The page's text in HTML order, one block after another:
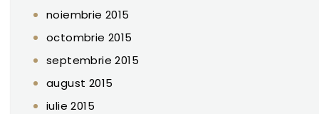
noiembrie 2015
octombrie 2015
septembrie 2015
august 2015
iulie 2015